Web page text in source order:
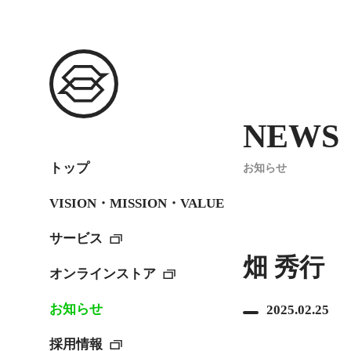
トップ
VISION・MISSION・VALUE
サービス
オンラインストア
お知らせ
採用情報
NEWS
お知らせ
畑 秀行
2025.02.25